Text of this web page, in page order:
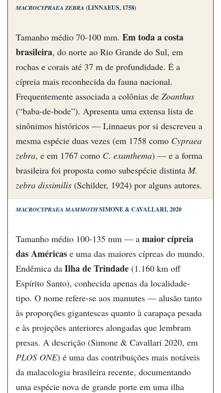
MACROCYPRAEA ZEBRA (LINNAEUS, 1758)
Tamanho médio 70-100 mm. Em toda a costa
brasileira, do norte ao Rio Grande do Sul, em
rochas e corais até 37 m de profundidade. É a
cípreia mais reconhecida da fauna nacional.
Frequentemente associada a colônias de Zoanthus
(“baba-de-bode”). Apresenta uma extensa lista de
sinônimos históricos — Linnaeus por si descreveu a
mesma espécie duas vezes (em 1758 como Cypraea
zebra, e em 1767 como C. exanthema) — e a forma
brasileira foi proposta como subespécie distinta M.
zebra dissimilis (Schilder, 1924) por alguns autores.
MACROCYPRAEA MAMMOTHSIMONE & CAVALLARI, 2020
Tamanho médio 100-135 mm — a maior cípreia
das Américas e uma das maiores cípreas do mundo.
Endêmica da Ilha de Trindade (1.160 km off
Espírito Santo), conhecida apenas da localidade-
tipo. O nome refere-se aos mamutes — alusão tanto
às proporções gigantescas quanto à carapaça pesada
e às projeções anteriores alongadas que lembram
presas. A descrição (Simone & Cavallari 2020, em
PLOS ONE) é uma das contribuições mais notáveis
da malacologia brasileira recente, documentando
uma espécie nova de grande porte em uma ilha